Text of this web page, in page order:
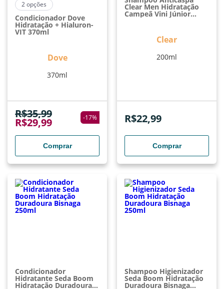
2opções
Condicionador Dove
Hidratação + Hialuron-
VIT 370ml
Dove
370ml
R$35,99
R$29,99 -17%
Comprar
Clear Men Hidratação
Campeã Vini Júnior
200ml
Clear
200ml
R$22,99
Comprar
Condicionador
Hidratante Seda Boom
Hidratação Duradoura
Shampoo Higienizador
Seda Boom Hidratação
Duradoura Bisnaga